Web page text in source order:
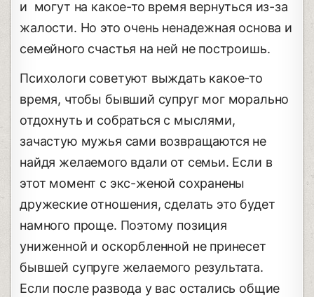
и могут на какое-то время вернуться из-за
жалости. Но это очень ненадежная основа и
семейного счастья на ней не построишь.
Психологи советуют выждать какое-то
время, чтобы бывший супруг мог морально
отдохнуть и собраться с мыслями,
зачастую мужья сами возвращаются не
найдя желаемого вдали от семьи. Если в
этот момент с экс-женой сохранены
дружеские отношения, сделать это будет
намного проще. Поэтому позиция
униженной и оскорбленной не принесет
бывшей супруге желаемого результата.
Если после развода у вас остались общие